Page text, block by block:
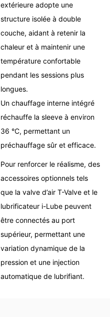
extérieure adopte une
structure isolée à double
couche, aidant à retenir la
chaleur et à maintenir une
température confortable
pendant les sessions plus
longues.
Un chauffage interne intégré
réchauffe la sleeve à environ
36 °C, permettant un
préchauffage sûr et efficace.
Pour renforcer le réalisme, des
accessoires optionnels tels
que la valve d’air T-Valve et le
lubrificateur i-Lube peuvent
être connectés au port
supérieur, permettant une
variation dynamique de la
pression et une injection
automatique de lubrifiant.